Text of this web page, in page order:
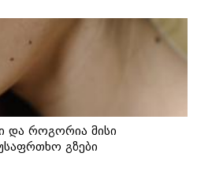
და როგორია მისი
გზები